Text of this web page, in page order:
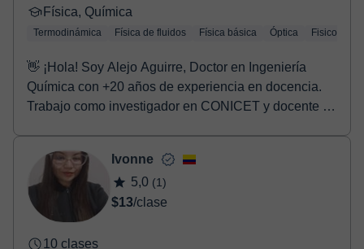
Física, Química
Termodinámica Física de fluidos Física básica Óptica
👋 ¡Hola! Soy Alejo Aguirre, Doctor en Ingeniería
Química con +20 años de experiencia en docencia.
Trabajo como investigador en CONICET y docente en
Ivonne
5,0 (1)
$13/clase
10 clases